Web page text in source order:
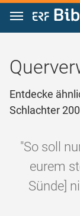
Zum Inhalt
Entdecke
Schlachter
"So soll
eurem
Sünde]